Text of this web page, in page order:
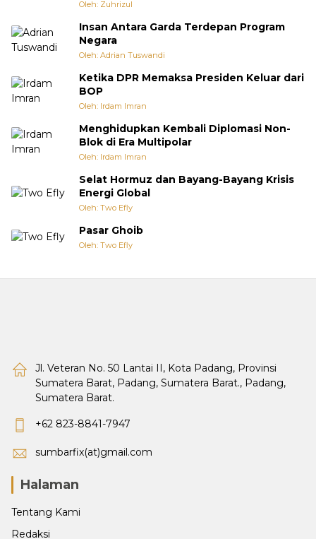
Oleh: Zuhrizul
Insan Antara Garda Terdepan Program
Negara
Oleh: Adrian Tuswandi
Ketika DPR Memaksa Presiden Keluar dari
BOP
Oleh: Irdam Imran
Menghidupkan Kembali Diplomasi Non-
Blok di Era Multipolar
Oleh: Irdam Imran
Selat Hormuz dan Bayang-Bayang Krisis
Energi Global
Oleh: Two Efly
Pasar Ghoib
Oleh: Two Efly
Jl. Veteran No. 50 Lantai II, Kota Padang, Provinsi
Sumatera Barat, Padang, Sumatera Barat., Padang,
Sumatera Barat.
+62 823-8841-7947
sumbarfix(at)gmail.com
Halaman
Tentang Kami
Redaksi